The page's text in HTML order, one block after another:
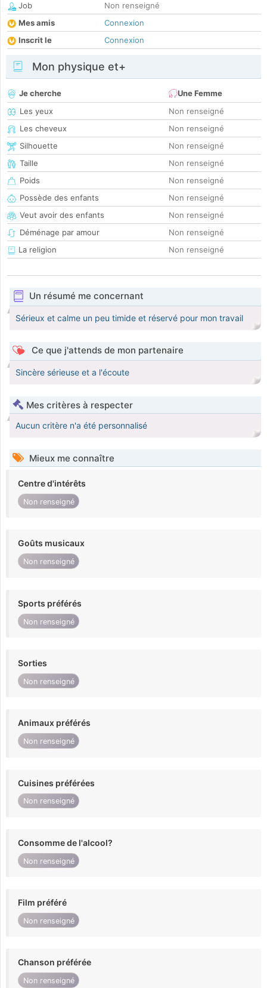
Job
Non renseigné
Mes amis
Connexion
Inscrit le
Connexion
Mon physique et+
Je cherche
Une Femme
Les yeux
Non renseigné
Les cheveux
Non renseigné
Silhouette
Non renseigné
Taille
Non renseigné
Poids
Non renseigné
Possède des enfants
Non renseigné
Veut avoir des enfants
Non renseigné
Déménage par amour
Non renseigné
La religion
Non renseigné
Un résumé me concernant
Sérieux et calme un peu timide et réservé pour mon travail
Ce que j'attends de mon partenaire
Sincère sérieuse et a l'écoute
Mes critères à respecter
Aucun critère n'a été personnalisé
Mieux me connaître
Centre d'intérêts
Non renseigné
Goûts musicaux
Non renseigné
Sports préférés
Non renseigné
Sorties
Non renseigné
Animaux préférés
Non renseigné
Cuisines préférées
Non renseigné
Consomme de l'alcool?
Non renseigné
Film préféré
Non renseigné
Chanson préférée
Non renseigné